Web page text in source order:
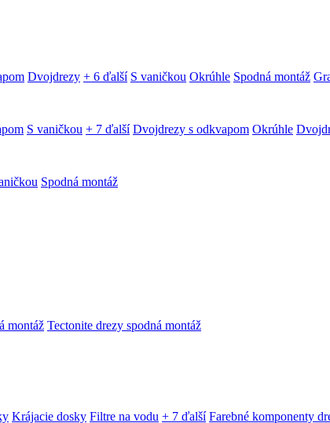
Dvojdrezy + 6 ďalší S vaničkou Okrúhle Spodná montáž
S vaničkou + 7 ďalší Dvojdrezy s odkvapom Okrúhle
Spodná montáž
montáž Tectonite drezy spodná montáž
Krájacie dosky Filtre na vodu + 7 ďalší Farebné komponenty